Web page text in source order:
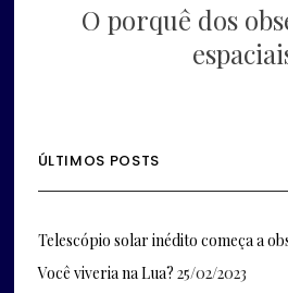
O porquê dos
ÚLTIMOS POSTS
Telescópio solar inédito começa a
Você viveria na Lua? 25/02/2023